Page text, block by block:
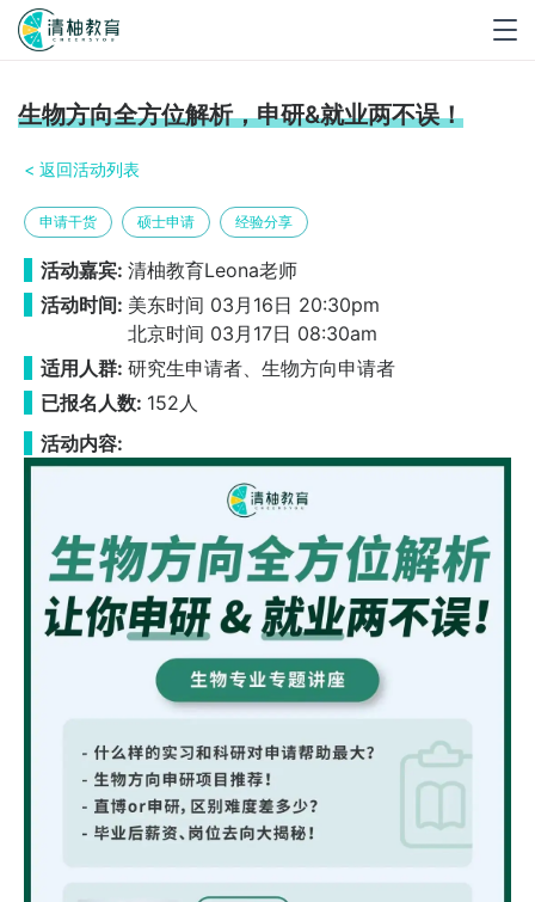
生物方向全方位解析，申研&就业两不误！
申请干货 硕士申请 经验分享
活动嘉宾: 清柚教育Leona老师
活动时间: 美东时间 03月16日 20:30pm
北京时间 03月17日 08:30am
适用人群: 研究生申请者、生物方向申请者
已报名人数: 152人
活动内容:
< 返回活动列表